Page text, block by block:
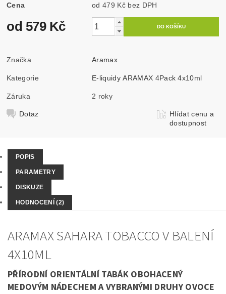
Cena od 479 Kč bez DPH
od 579 Kč
Značka Aramax
Kategorie E-liquidy ARAMAX 4Pack 4x10ml
Záruka 2 roky
Dotaz
Hlídat cenu a
dostupnost
POPIS
PARAMETRY
DISKUZE
HODNOCENÍ (2)
ARAMAX SAHARA TOBACCO V BALENÍ
4X10ML
PŘÍRODNÍ ORIENTÁLNÍ TABÁK OBOHACENÝ
MEDOVÝM NÁDECHEM A VYBRANÝMI DRUHY OVOCE